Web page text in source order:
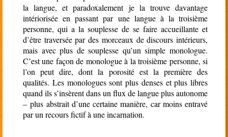
la langue, et paradoxalement je la trouve davantage
intériorisée en passant par une langue à la troisième
personne, qui a la souplesse de se faire accueillante et
d’être traversée par des morceaux de discours intérieurs,
mais avec plus de souplesse qu’un simple monologue.
C’est une façon de monologue à la troisième personne, si
l’on peut dire, dont la porosité est la première des
qualités. Les monologues sont plus denses et plus libres
quand ils s’insèrent dans un flux de langue plus autonome
– plus abstrait d’une certaine manière, car moins entravé
par un recours fictif à une incarnation.